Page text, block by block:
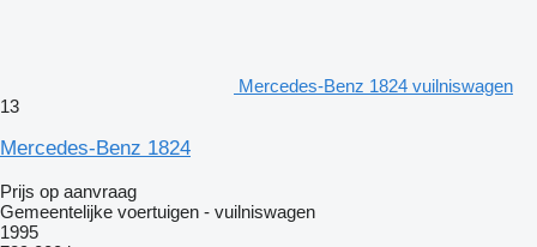
Mercedes-Benz 1824 vuilniswagen
13
Mercedes-Benz 1824
Prijs op aanvraag
Gemeentelijke voertuigen - vuilniswagen
1995